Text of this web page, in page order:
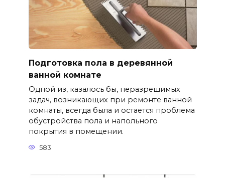
Подготовка пола в деревянной
ванной комнате
Одной из, казалось бы, неразрешимых
задач, возникающих при ремонте ванной
комнаты, всегда была и остается проблема
обустройства пола и напольного
покрытия в помещении.
583